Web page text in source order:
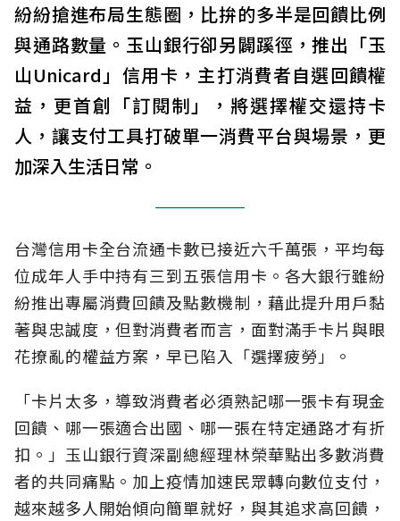
紛紛搶進布局生態圈，比拚的多半是回饋比例
與通路數量。玉山銀行卻另闢蹊徑，推出「玉
山Unicard」信用卡，主打消費者自選回饋權
益，更首創「訂閱制」，將選擇權交還持卡
人，讓支付工具打破單一消費平台與場景，更
加深入生活日常。
台灣信用卡全台流通卡數已接近六千萬張，平均每
位成年人手中持有三到五張信用卡。各大銀行雖紛
紛推出專屬消費回饋及點數機制，藉此提升用戶黏
著與忠誠度，但對消費者而言，面對滿手卡片與眼
花撩亂的權益方案，早已陷入「選擇疲勞」。
「卡片太多，導致消費者必須熟記哪一張卡有現金
回饋、哪一張適合出國、哪一張在特定通路才有折
扣。」玉山銀行資深副總經理林榮華點出多數消費
者的共同痛點。加上疫情加速民眾轉向數位支付，
越來越多人開始傾向簡單就好，與其追求高回饋，